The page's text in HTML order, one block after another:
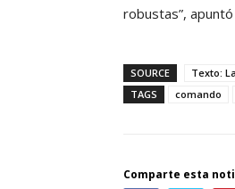
robustas”, apuntó
SOURCE
Texto:
TAGS
comando
Comparte esta